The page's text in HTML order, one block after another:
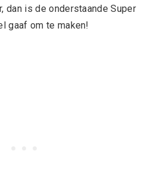
dan is de onderstaande Super
gaaf om te maken!